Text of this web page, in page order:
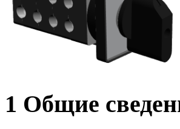
1 Общие